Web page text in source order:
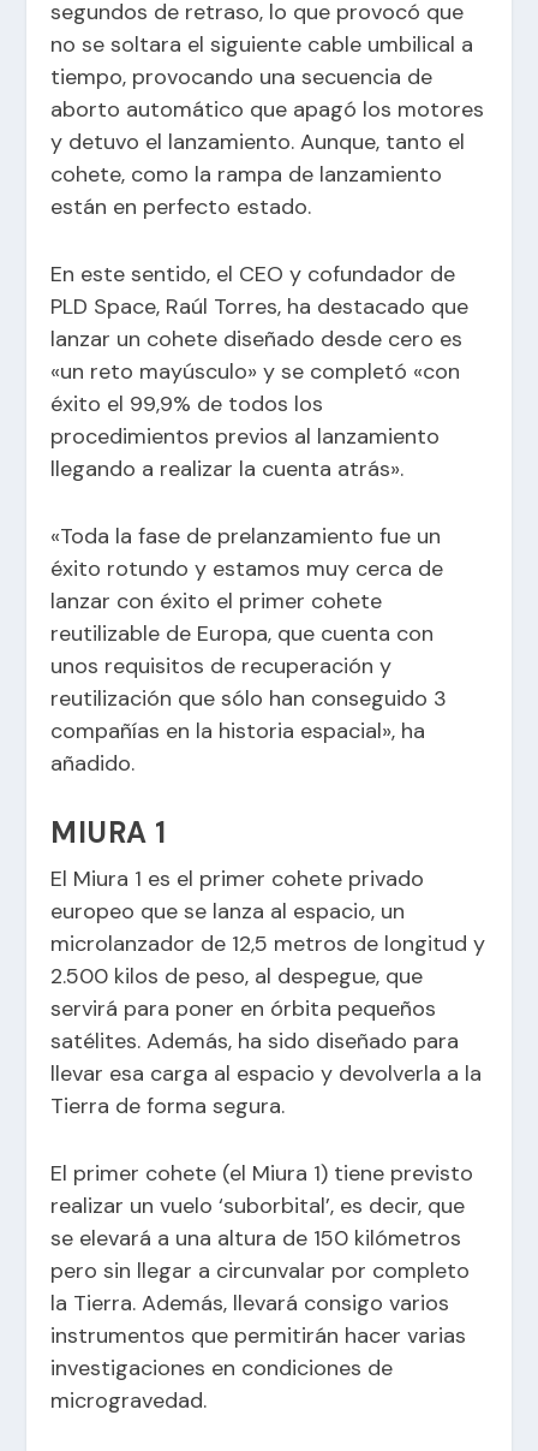
segundos de retraso, lo que provocó que
no se soltara el siguiente cable umbilical a
tiempo, provocando una secuencia de
aborto automático que apagó los motores
y detuvo el lanzamiento. Aunque, tanto el
cohete, como la rampa de lanzamiento
están en perfecto estado.
En este sentido, el CEO y cofundador de
PLD Space, Raúl Torres, ha destacado que
lanzar un cohete diseñado desde cero es
«un reto mayúsculo» y se completó «con
éxito el 99,9% de todos los
procedimientos previos al lanzamiento
llegando a realizar la cuenta atrás».
«Toda la fase de prelanzamiento fue un
éxito rotundo y estamos muy cerca de
lanzar con éxito el primer cohete
reutilizable de Europa, que cuenta con
unos requisitos de recuperación y
reutilización que sólo han conseguido 3
compañías en la historia espacial», ha
añadido.
MIURA 1
El Miura 1 es el primer cohete privado
europeo que se lanza al espacio, un
microlanzador de 12,5 metros de longitud y
2.500 kilos de peso, al despegue, que
servirá para poner en órbita pequeños
satélites. Además, ha sido diseñado para
llevar esa carga al espacio y devolverla a la
Tierra de forma segura.
El primer cohete (el Miura 1) tiene previsto
realizar un vuelo ‘suborbital’, es decir, que
se elevará a una altura de 150 kilómetros
pero sin llegar a circunvalar por completo
la Tierra. Además, llevará consigo varios
instrumentos que permitirán hacer varias
investigaciones en condiciones de
microgravedad.